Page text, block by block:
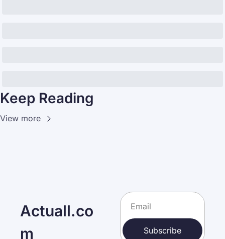
Keep Reading
View more
Actuall.co
m
Subscribe